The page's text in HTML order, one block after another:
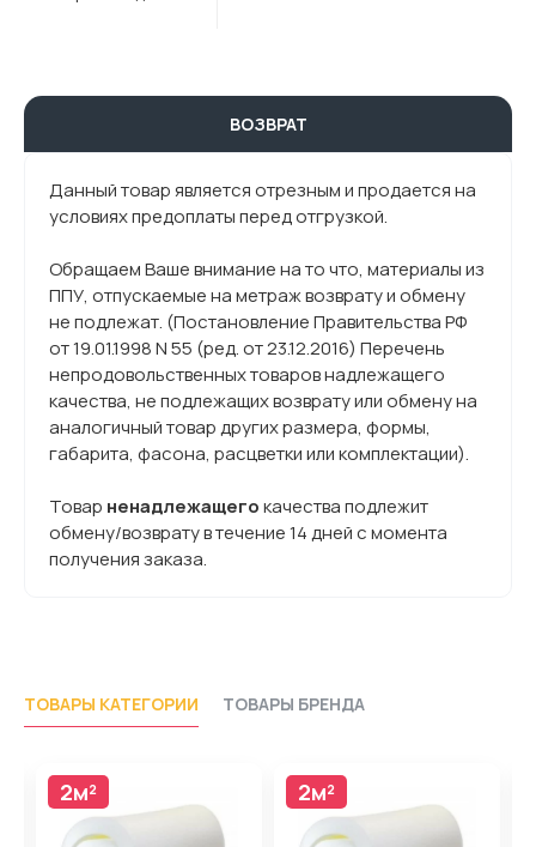
ВОЗВРАТ
Данный товар является отрезным и продается на
условиях предоплаты перед отгрузкой.
Обращаем Ваше внимание на то что, материалы из
ППУ, отпускаемые на метраж возврату и обмену
не подлежат. (Постановление Правительства РФ
от 19.01.1998 N 55 (ред. от 23.12.2016) Перечень
непродовольственных товаров надлежащего
качества, не подлежащих возврату или обмену на
аналогичный товар других размера, формы,
габарита, фасона, расцветки или комплектации).
Товар ненадлежащегокачества подлежит
обмену/возврату в течение 14 дней с момента
получения заказа.
ТОВАРЫ КАТЕГОРИИ ТОВАРЫ БРЕНДА
2м² 2м²